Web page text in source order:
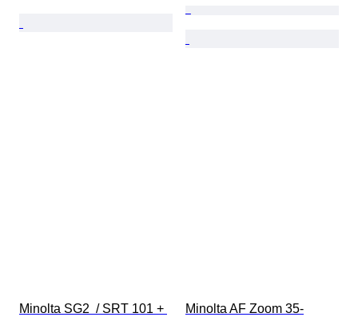
Minolta SG2  / SRT 101 +
Minolta AF Zoom 35-